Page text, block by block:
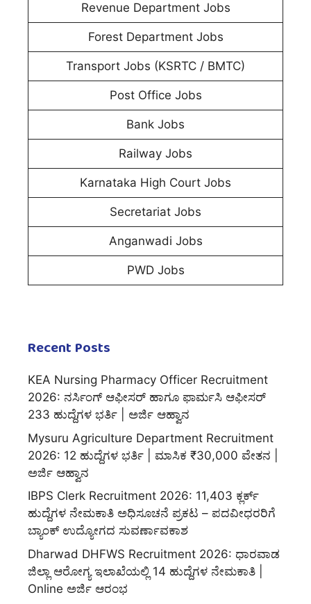
Revenue Department Jobs
Forest Department Jobs
Transport Jobs (KSRTC / BMTC)
Post Office Jobs
Bank Jobs
Railway Jobs
Karnataka High Court Jobs
Secretariat Jobs
Anganwadi Jobs
PWD Jobs
Recent Posts
KEA Nursing Pharmacy Officer Recruitment
2026: ನರ್ಸಿಂಗ್ ಆಫೀಸರ್ ಹಾಗೂ ಫಾರ್ಮಸಿ ಆಫೀಸರ್
233 ಹುದ್ದೆಗಳ ಭರ್ತಿ | ಅರ್ಜಿ ಆಹ್ವಾನ
Mysuru Agriculture Department Recruitment
2026: 12 ಹುದ್ದೆಗಳ ಭರ್ತಿ | ಮಾಸಿಕ ₹30,000 ವೇತನ |
ಅರ್ಜಿ ಆಹ್ವಾನ
IBPS Clerk Recruitment 2026: 11,403 ಕ್ಲರ್ಕ್
ಹುದ್ದೆಗಳ ನೇಮಕಾತಿ ಅಧಿಸೂಚನೆ ಪ್ರಕಟ – ಪದವೀಧರರಿಗೆ
ಬ್ಯಾಂಕ್ ಉದ್ಯೋಗದ ಸುವರ್ಣಾವಕಾಶ
Dharwad DHFWS Recruitment 2026: ಧಾರವಾಡ
ಜಿಲ್ಲಾ ಆರೋಗ್ಯ ಇಲಾಖೆಯಲ್ಲಿ 14 ಹುದ್ದೆಗಳ ನೇಮಕಾತಿ |
Online ಅರ್ಜಿ ಆರಂಭ